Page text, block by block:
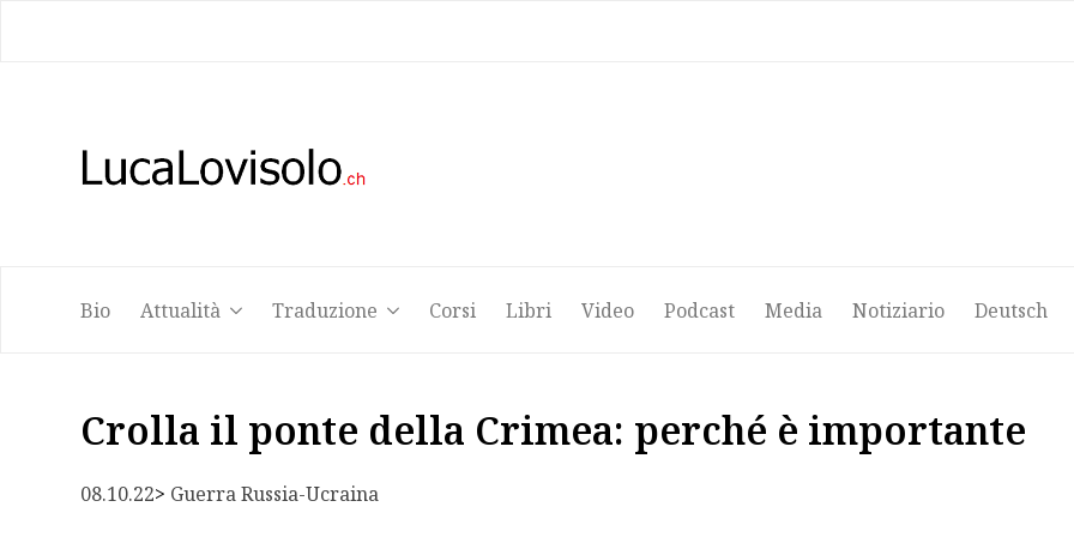
Bio Attualità Traduzione Corsi Libri Video Podcast Media Notiziario Deutsch
Crolla il ponte della Crimea: perché è importante
08.10.22> Guerra Russia-Ucraina